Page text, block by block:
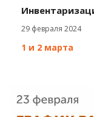
29 февраля 2024
1 и 2 марта